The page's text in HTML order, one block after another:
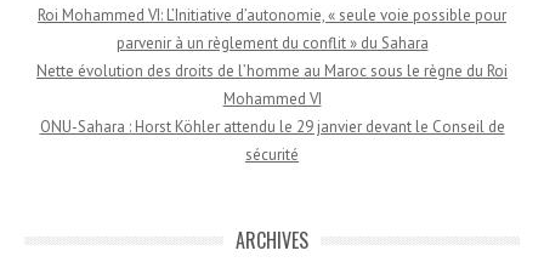
Roi Mohammed VI: L’Initiative d’autonomie, « seule voie possible pour
parvenir à un règlement du conflit » du Sahara
Nette évolution des droits de l’homme au Maroc sous le règne du Roi
Mohammed VI
ONU-Sahara : Horst Köhler attendu le 29 janvier devant le Conseil de
sécurité
ARCHIVES